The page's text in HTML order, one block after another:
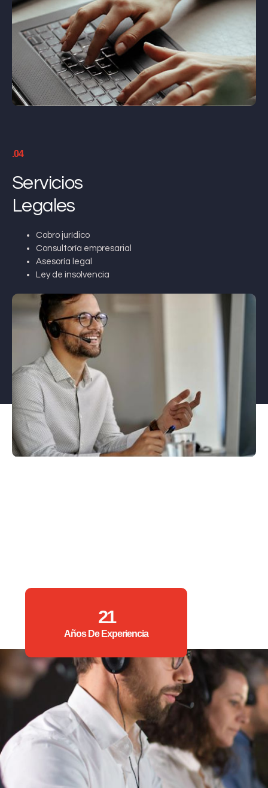
.04
Servicios
Legales
Cobro jurídico
Consultoría empresarial
Asesoría legal
Ley de insolvencia
21
Años De Experiencia